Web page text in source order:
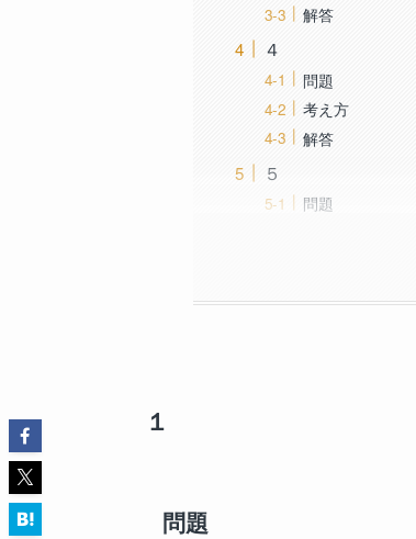
解答
４
問題
考え方
解答
５
問題
１
問題